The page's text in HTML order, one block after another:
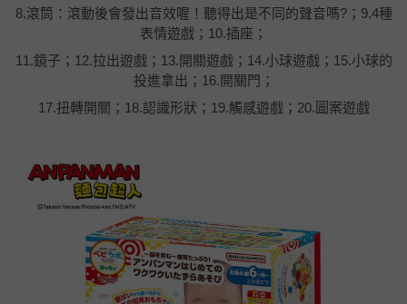
8.滾筒：滾動後會發出音效喔！聽得出是不同的聲音嗎?；9.4種
表情遊戲；10.插座；
11.鏡子；12.拉出遊戲；13.開關遊戲；14.小球遊戲；15.小球的
投進拿出；16.開關門；
17.扭轉開關；18.認識形狀；19.觸感遊戲；20.圖案遊戲